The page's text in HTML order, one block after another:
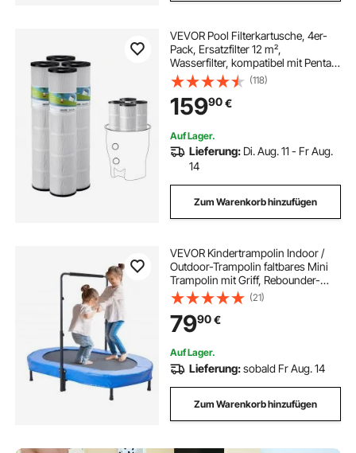
VEVOR Pool Filterkartusche, 4er-
Pack, Ersatzfilter 12 m²,
Wasserfilter, kompatibel mit Pentair
CCP520, R173578, PCC130, sicher
für Kinder & Haustiere, dreilappig
plissiert, leicht zu reinigen
(118)
15990€
Auf Lager.
Lieferung: Di. Aug. 11 - Fr Aug.
14
Zum Warenkorb hinzufügen
VEVOR Kindertrampolin Indoor /
Outdoor-Trampolin faltbares Mini
Trampolin mit Griff, Rebounder-
Trampolin Gartentrampolin für
Kleinkinder, Geburtstagsgeschenk
für Kinder ab 3 Jahren für Spaß,
Blau
(21)
7990€
Auf Lager.
Lieferung:sobald Fr Aug. 14
Zum Warenkorb hinzufügen